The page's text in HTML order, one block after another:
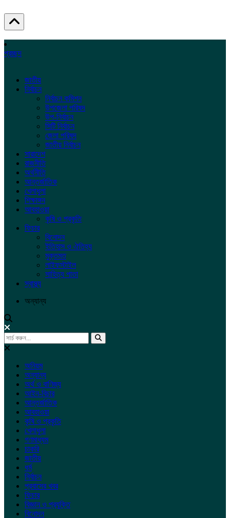
প্রচ্ছদ
জাতীয়
নির্বাচন
নির্বাচন কমিশন
উপজেলা পরিষদ
উপ-নির্বাচন
সিটি নির্বাচন
জেলা পরিষদ
জাতীয় নির্বাচন
সারাদেশ
রাজনীতি
অর্থনীতি
আন্তর্জাতিক
খেলাধুলা
শিক্ষাঙ্গন
আবহাওয়া
কৃষি ও প্রকৃতি
ফিচার
বিনোদন
ইতিহাস ও ঐতিহ্য
মুক্তমত
লাইফস্টাইল
সাহিত্য পাতা
স্বাস্থ্য
অন্যান্য
অনিয়ম
অন্যান্য
অর্থ ও বাণিজ্য
আইন-বিচার
আন্তর্জাতিক
আবহাওয়া
কৃষি ও প্রকৃতি
খেলাধুলা
গণমাধ্যম
চাকরি
জাতীয়
ধর্ম
নির্বাচন
প্রবাসের খবর
ফিচার
বিজ্ঞান ও প্রযুক্তি
বিনোদন